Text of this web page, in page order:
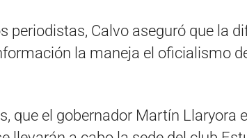
periodistas, Calvo aseguró que la
la maneja el oficialismo
que el gobernador Martín Llaryora